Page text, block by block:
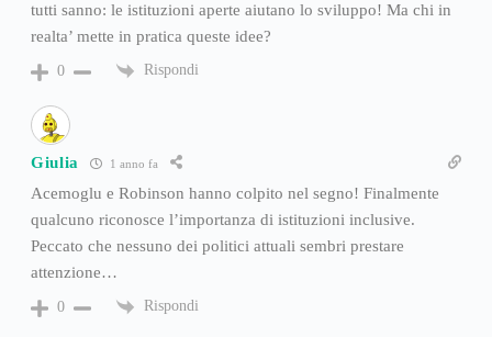
tutti sanno: le istituzioni aperte aiutano lo sviluppo! Ma chi in
realta’ mette in pratica queste idee?
0 Rispondi
Giulia 1 anno fa
Acemoglu e Robinson hanno colpito nel segno! Finalmente
qualcuno riconosce l’importanza di istituzioni inclusive.
Peccato che nessuno dei politici attuali sembri prestare
attenzione…
0 Rispondi